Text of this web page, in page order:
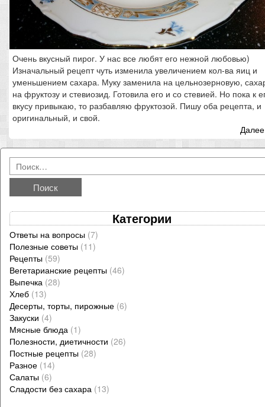
Очень вкусный пирог. У нас все любят его нежной любовью)
Изначальный рецепт чуть изменила увеличением кол-ва яиц и
уменьшением сахара. Муку заменила на цельнозерновую,
на фруктозу и стевиозид. Готовила его и со стевией. Но пока к
вкусу привыкаю, то разбавляю фруктозой. Пишу оба рецепта, и
оригинальный, и свой.
Категории
Ответы на вопросы (7)
Полезные советы (11)
Рецепты (59)
Вегетарианские рецепты (46)
Выпечка (28)
Хлеб (13)
Десерты, торты, пирожные (6)
Закуски (4)
Мясные блюда (1)
Полезности, диетичности (26)
Постные рецепты (28)
Разное (14)
Салаты (6)
Сладости без сахара (13)